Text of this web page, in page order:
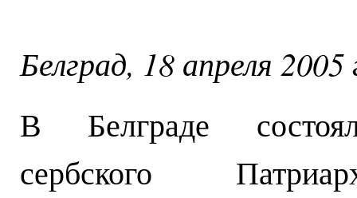
Белград, 18 апреля 2005
В Белграде
сербского